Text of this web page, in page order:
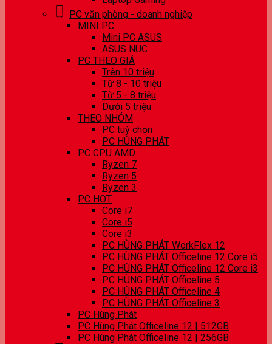
PC văn phòng - doanh nghiệp
MINI PC
Mini PC ASUS
ASUS NUC
PC THEO GIÁ
Trên 10 triệu
Từ 8 - 10 triệu
Từ 5 - 8 triệu
Dưới 5 triệu
THEO NHÓM
PC tuỳ chọn
PC HÙNG PHÁT
PC CPU AMD
Ryzen 7
Ryzen 5
Ryzen 3
PC HOT
Core i7
Core i5
Core i3
PC HÙNG PHÁT WorkFlex 12
PC HÙNG PHÁT Officeline 12 Core i5
PC HÙNG PHÁT Officeline 12 Core i3
PC HÙNG PHÁT Officeline 5
PC HÙNG PHÁT Officeline 4
PC HÙNG PHÁT Officeline 3
PC Hùng Phát
PC Hùng Phát Officeline 12 | 512GB
PC Hùng Phát Officeline 12 | 256GB